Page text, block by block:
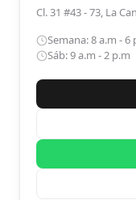
Cl. 31 #43 - 73, La
Semana: 8 a.m - 6
Sáb: 9 a.m - 2 p.m